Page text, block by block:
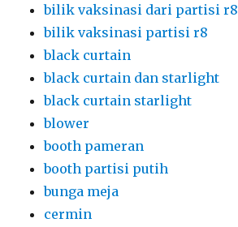
bilik vaksinasi dari partisi r8
bilik vaksinasi partisi r8
black curtain
black curtain dan starlight
black curtain starlight
blower
booth pameran
booth partisi putih
bunga meja
cermin